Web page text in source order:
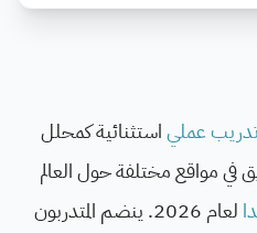
عملياستثنائية كمحلل
في مواقع مختلفة حول العالم
لعام 2026. ينضم المتدربون